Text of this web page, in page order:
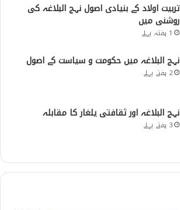
تربیت اولاد کے بنیادی اصول نہج البلاغہ کی
روشنی میں
1 ہفتہ پہلے
نہج البلاغہ میں حکومت و سیاست کے اصول
2 ہفتے پہلے
نہج البلاغہ اور ثقافتی یلغار کا مقابلہ
3 ہفتے پہلے